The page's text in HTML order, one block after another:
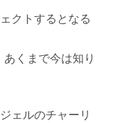
クトするとなる
くまで今は知り
ェルのチャーリ